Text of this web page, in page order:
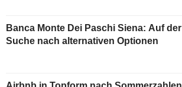
Banca Monte Dei Paschi Siena: Auf der
Suche nach alternativen Optionen